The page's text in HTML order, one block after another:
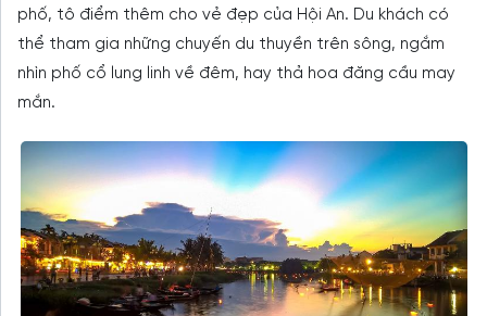
phố, tô điểm thêm cho vẻ đẹp của Hội An. Du khách có
thể tham gia những chuyến du thuyền trên sông, ngắm
nhìn phố cổ lung linh về đêm, hay thả hoa đăng cầu may
mắn.